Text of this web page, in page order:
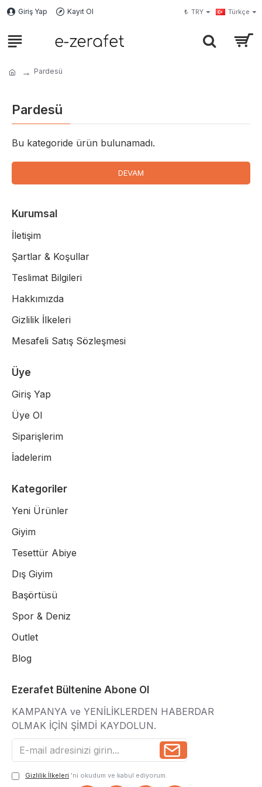
Giriş Yap Kayıt Ol ₺ TRY Türkçe
Pardesü
Pardesü
Bu kategoride ürün bulunamadı.
DEVAM
Kurumsal
İletişim
Şartlar & Koşullar
Teslimat Bilgileri
Hakkımızda
Gizlilik İlkeleri
Mesafeli Satış Sözleşmesi
Üye
Giriş Yap
Üye Ol
Siparişlerim
İadelerim
Kategoriler
Yeni Ürünler
Giyim
Tesettür Abiye
Dış Giyim
Başörtüsü
Spor & Deniz
Outlet
Blog
Ezerafet Bültenine Abone Ol
KAMPANYA ve YENİLİKLERDEN HABERDAR
OLMAK İÇİN ŞİMDİ KAYDOLUN.
Gizlilik İlkeleri 'ni okudum ve kabul ediyorum.